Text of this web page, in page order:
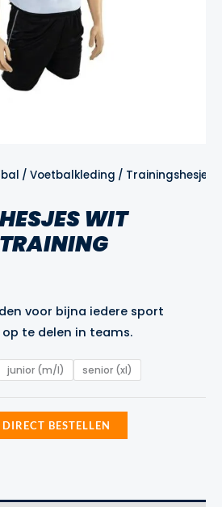
/ Voetbalkleding / Trainingshesjes
WIT
voor bijna iedere sport
te delen in teams.
junior (m/l) senior (xl)
DIRECT BESTELLEN